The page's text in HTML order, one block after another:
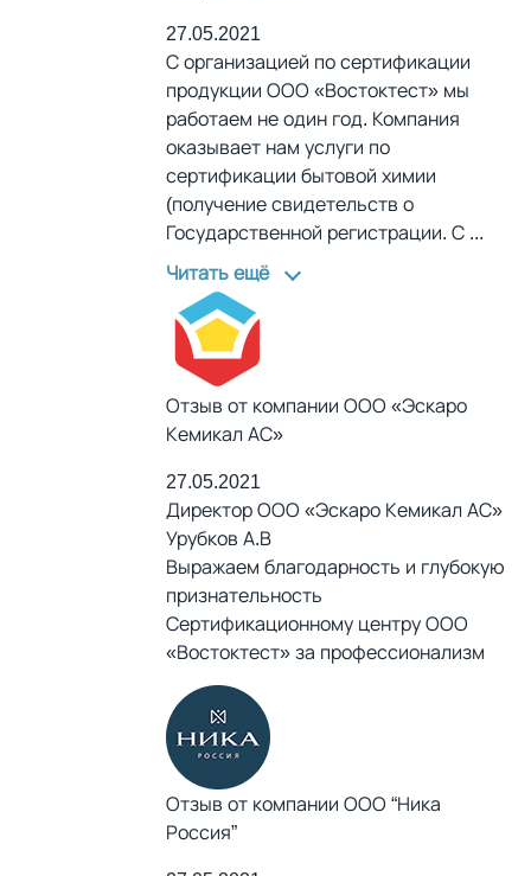
27.05.2021
С организацией по сертификации
продукции ООО «Востоктест» мы
работаем не один год. Компания
оказывает нам услуги по
сертификации бытовой химии
(получение свидетельств о
Государственной регистрации. С ...
Читать ещё
Отзыв от компании ООО «Эскаро
Кемикал АС»
27.05.2021
Директор ООО «Эскаро Кемикал АС»
Урубков А.В
Выражаем благодарность и глубокую
признательность
Сертификационному центру ООО
«Востоктест» за профессионализм
Отзыв от компании ООО “Ника
Россия”